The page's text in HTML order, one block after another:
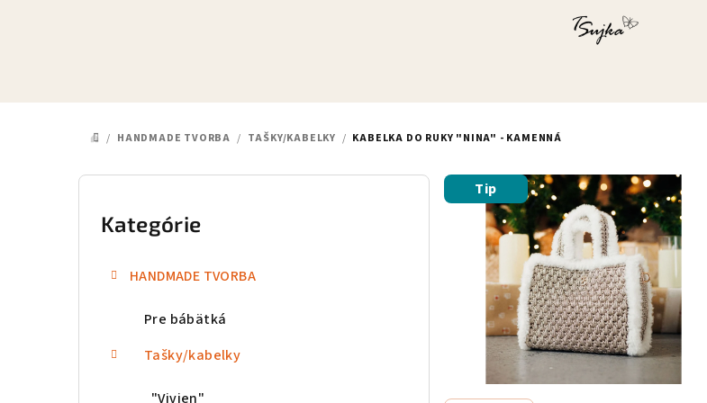
DOMOV
/ HANDMADE TVORBA / TAŠKY/KABELKY / KABELKA DO RUKY "NINA" - KAMENNÁ
B
Preskočiť
kategórie
Kategórie
HANDMADE TVORBA
Pre bábätká
Tašky/kabelky
"Vivien"
Tip